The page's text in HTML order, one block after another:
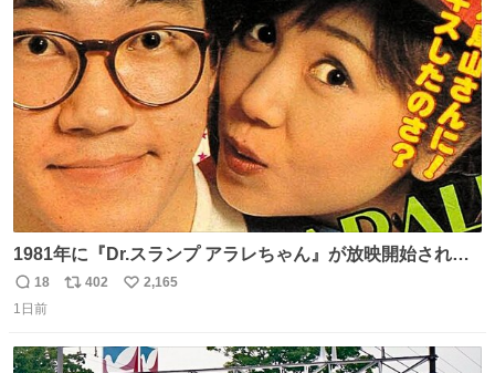
ト
数
数
1981年に『Dr.スランプ アラレちゃん』が放映開始された
直後の鳥山明さんと、小山茉美さんです。
返
信
18
リ
ト
402
い
数
2,165
1日前